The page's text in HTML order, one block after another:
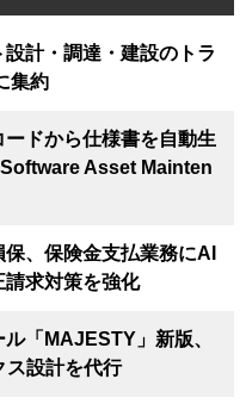
計・調達・建設のトラ
集約
ドから仕様書を自動生
Asset Mainten
、保険金支払業務にAI
求対策を強化
「MAJESTY」新版、
ス設計を代行